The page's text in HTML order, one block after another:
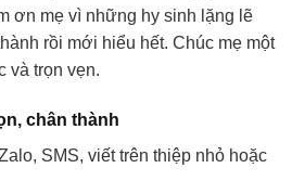
ơn mẹ vì những hy sinh lặng lẽ
rồi mới hiểu hết. Chúc mẹ một
và trọn vẹn.
chân thành
SMS, viết trên thiệp nhỏ hoặc